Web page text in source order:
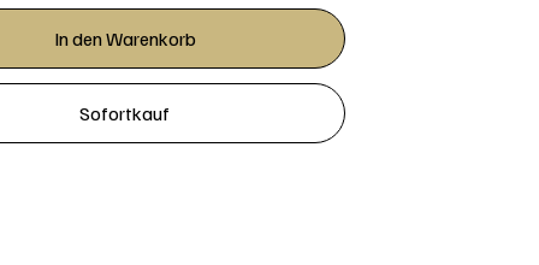
In den Warenkorb
Sofortkauf